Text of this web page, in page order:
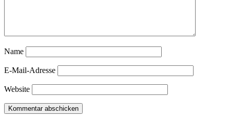
Name
E-Mail-Adresse
Website